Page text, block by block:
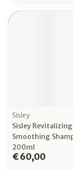
Sisley
Sisley Revitalizing
Smoothing
200ml
€ 60,00